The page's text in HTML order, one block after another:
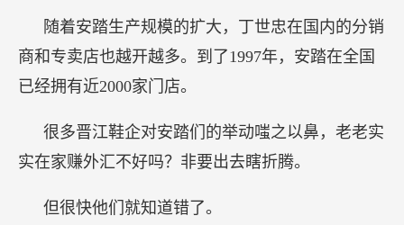
随着安踏生产规模的扩大，丁世忠在国内的分销
商和专卖店也越开越多。到了1997年，安踏在全国
已经拥有近2000家门店。
很多晋江鞋企对安踏们的举动嗤之以鼻，老老实
实在家赚外汇不好吗？非要出去瞎折腾。
但很快他们就知道错了。